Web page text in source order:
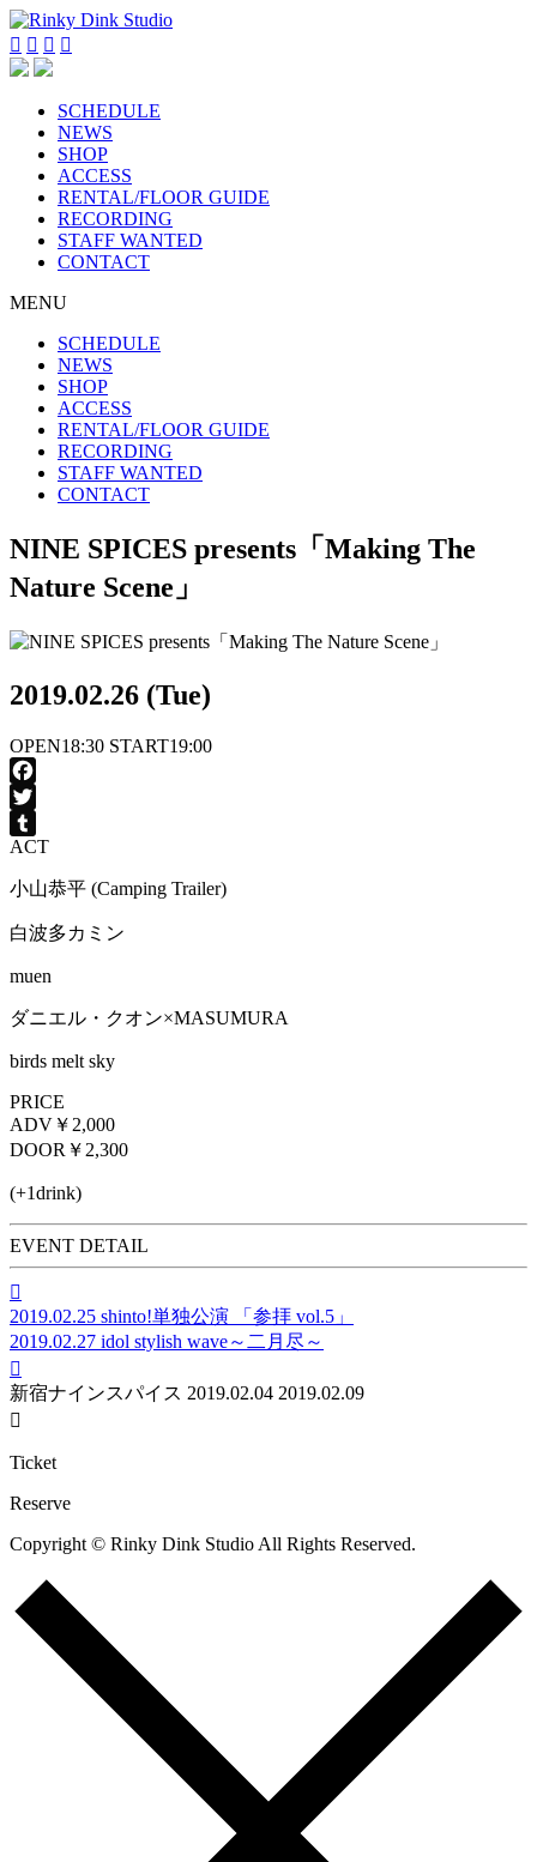
   
SCHEDULE
NEWS
SHOP
ACCESS
RENTAL/FLOOR GUIDE
RECORDING
STAFF WANTED
CONTACT
MENU
SCHEDULE
NEWS
SHOP
ACCESS
RENTAL/FLOOR GUIDE
RECORDING
STAFF WANTED
CONTACT
NINE SPICES presents「Making The
Nature Scene」
2019.02.26 (Tue)
OPEN18:30 START19:00
Facebook
Twitter
Tumblr
ACT
小山恭平 (Camping Trailer)
白波多カミン
muen
ダニエル・クオン×MASUMURA
birds melt sky
PRICE
ADV ￥2,000
DOOR ￥2,300
(+1drink)
EVENT DETAIL

2019.02.25 shinto!単独公演 「参拝 vol.5」
2019.02.27 idol stylish wave～二月尽～

新宿ナインスパイス 2019.02.04 2019.02.09

Ticket
Reserve
Copyright © Rinky Dink Studio All Rights Reserved.